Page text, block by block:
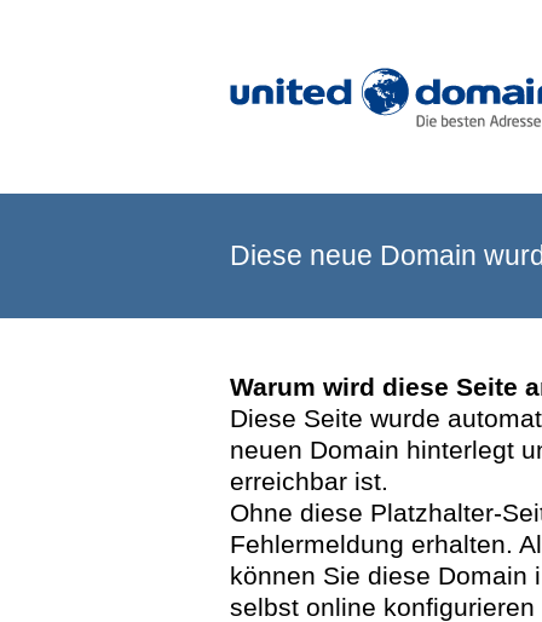
Diese neue Domain
Warum wird diese Seite
Diese Seite wurde
neuen Domain hinterlegt
erreichbar ist.
Ohne diese Platzhalter-
Fehlermeldung erhalten.
können Sie diese Domain
selbst online